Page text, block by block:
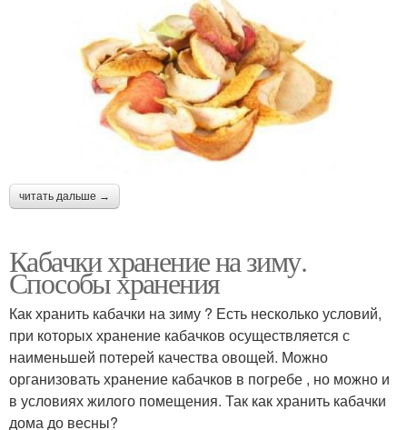
читать дальше →
Кабачки хранение на зиму.
Способы хранения
Как хранить кабачки на зиму ? Есть несколько условий,
при которых хранение кабачков осуществляется с
наименьшей потерей качества овощей. Можно
организовать хранение кабачков в погребе , но можно и
в условиях жилого помещения. Так как хранить кабачки
дома до весны?